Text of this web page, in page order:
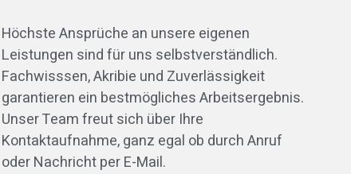
Höchste Ansprüche an unsere eigenen
Leistungen sind für uns selbstverständlich.
Fachwisssen, Akribie und Zuverlässigkeit
garantieren ein bestmögliches Arbeitsergebnis.
Unser Team freut sich über Ihre
Kontaktaufnahme, ganz egal ob durch Anruf
oder Nachricht per E-Mail.